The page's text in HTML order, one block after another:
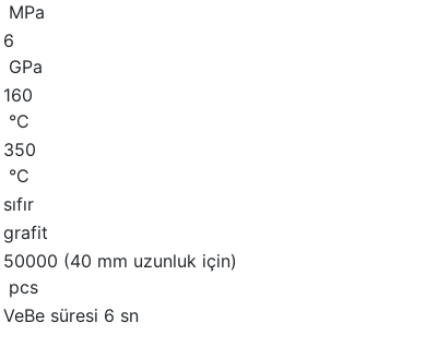
MPa
6
GPa
160
°C
350
°C
sıfır
grafit
50000 (40 mm uzunluk için)
pcs
VeBe süresi 6 sn